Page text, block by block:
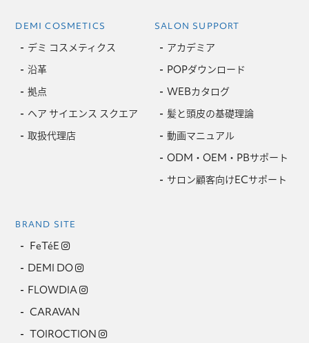
DEMI COSMETICS
デミ コスメティクス
沿革
拠点
ヘア サイエンス スクエア
取扱代理店
SALON SUPPORT
アカデミア
POPダウンロード
WEBカタログ
髪と頭皮の基礎理論
動画マニュアル
ODM・OEM・PBサポート
サロン顧客向けECサポート
BRAND SITE
FeTéE
DEMI DO
FLOWDIA
CARAVAN
TOIROCTION